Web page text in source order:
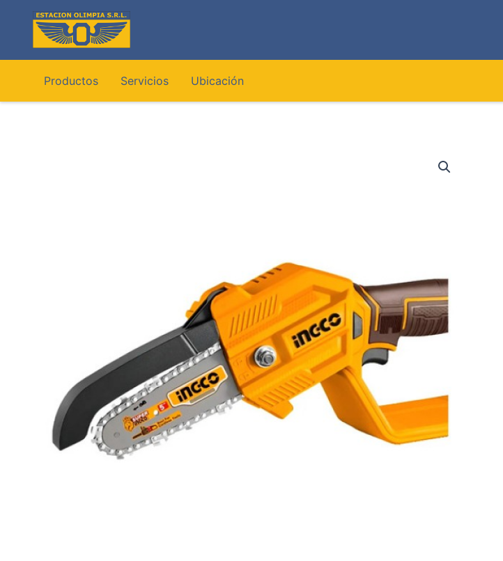
contenido
Productos Servicios Ubicación